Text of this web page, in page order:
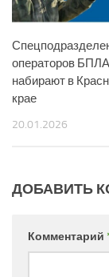
операторов БПЛА
набирают в
крае
20.01.2026
ДОБАВИТЬ
Комментарий